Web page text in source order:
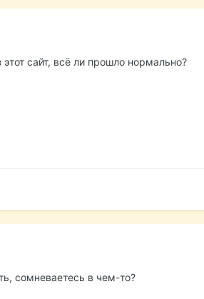
сайт, всё ли прошло нормально?
сомневаетесь в чем-то?